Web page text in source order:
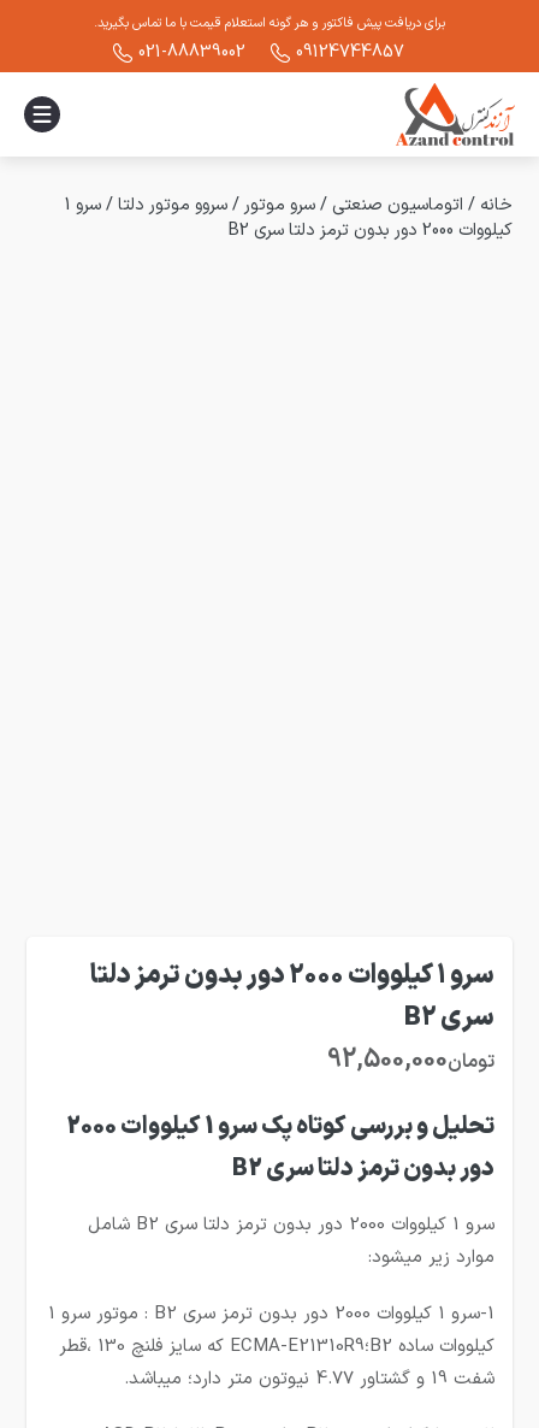
برای دریافت پیش فاکتور و هر گونه استعلام قیمت با ما تماس بگیرید.
09124744857
021-88839002
خانه / اتوماسیون صنعتی /سرو موتور /سروو موتور دلتا/
سرو 1
کیلووات 2000 دور بدون ترمز دلتا سری B2
سرو 1 کیلووات 2000 دور بدون ترمز دلتا
سری B2
تومان92,500,000
تحلیل و بررسی کوتاه پک سرو 1 کیلووات 2000
دور بدون ترمز دلتا سری B2
سرو 1 کیلووات 2000 دور بدون ترمز دلتا سری B2 شامل
موارد زیر میشود:
1-سرو 1 کیلووات 2000 دور بدون ترمز سری B2 : موتور سرو 1
کیلووات ساده B2؛ECMA-E21310R9 که سایز فلنچ 130 ،قطر
شفت 19 و گشتاور 4.77 نیوتون متر دارد؛ میباشد.